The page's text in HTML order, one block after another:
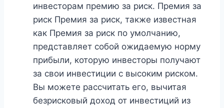
инвесторам премию за риск. Премия за
риск Премия за риск, также известная
как Премия за риск по умолчанию,
представляет собой ожидаемую норму
прибыли, которую инвесторы получают
за свои инвестиции с высоким риском.
Вы можете рассчитать его, вычитая
безрисковый доход от инвестиций из